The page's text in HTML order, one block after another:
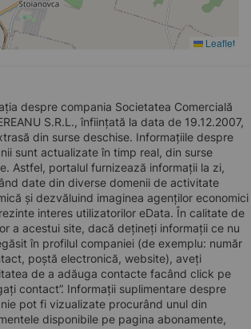
Leaflet
despre compania Societatea Comercială
S.R.L., înființată la data de 19.12.2007,
din surse deschise. Informațiile despre
sunt actualizate în timp real, din surse
Astfel, portalul furnizează informații la zi,
date din diverse domenii de activitate
și dezvăluind imaginea agenților economici
interes utilizatorilor eData. În calitate de
a acestui site, dacă dețineți informații ce nu
în profilul companiei (de exemplu: număr
poștă electronică, website), aveți
de a adăuga contacte facând click pe
contact”. Informații suplimentare despre
pot fi vizualizate procurând unul din
disponibile pe pagina abonamente,